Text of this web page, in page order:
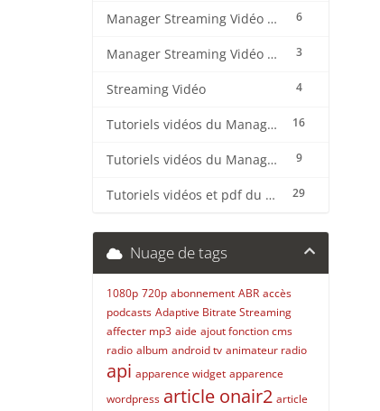
6
Manager Streaming Vidéo TVMCP
3
Manager Streaming Vidéo VDO
4
Streaming Vidéo
16
Tutoriels vidéos du Manager Radio CentovaCast
9
Tutoriels vidéos du Manager Radio STREAMING CENTER
29
Tutoriels vidéos et pdf du CMS Radio Wordpress + OnAir2/Pro.Radio
Nuage de tags
1080p 720p abonnement ABR accès
podcasts Adaptive Bitrate Streaming
affecter mp3 aide ajout fonction cms
radio album android tv animateur radio
api apparence widget apparence
wordpress article onair2 article